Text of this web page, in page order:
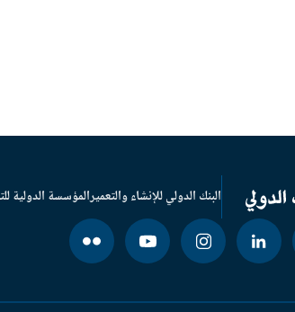
البنك الدولي للإنشاء والتعميرالمؤسسة الدولية